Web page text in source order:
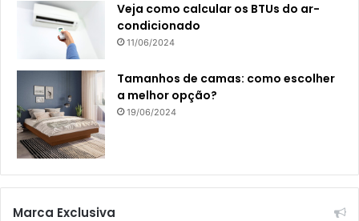
Veja como calcular os BTUs do ar-
condicionado
11/06/2024
Tamanhos de camas: como escolher
a melhor opção?
19/06/2024
Marca Exclusiva